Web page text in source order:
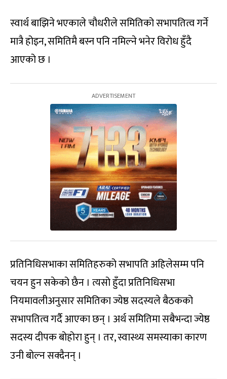
स्वार्थ बाझिने भएकाले चौधरीले समितिको सभापतित्व गर्ने
मात्रै होइन, समितिमै बस्न पनि नमिल्ने भनेर विरोध हुँदै
आएको छ ।
प्रतिनिधिसभाका समितिहरुको सभापति अहिलेसम्म पनि
चयन हुन सकेको छैन । त्यसो हुँदा प्रतिनिधिसभा
नियमावलीअनुसार समितिका ज्येष्ठ सदस्यले बैठकको
सभापतित्व गर्दै आएका छन् । अर्थ समितिमा सबैभन्दा ज्येष्ठ
सदस्य दीपक बोहोरा हुन् । तर, स्वास्थ्य समस्याका कारण
उनी बोल्न सक्दैनन् ।